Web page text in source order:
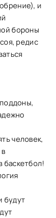
и
бороны
редис
человек,
баскетбол!
будут